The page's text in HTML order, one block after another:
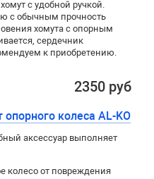
с удобной ручкой.
с обычным прочность
хомута с опорным
сердечник
к приобретению.
2350 руб
колеса AL-KO
аксессуар выполняет
колесо от повреждения